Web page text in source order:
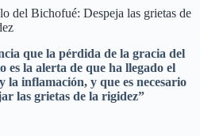
del Bichofué: Despeja las grietas de
que la pérdida de la gracia del
es la alerta de que ha llegado el
la inflamación, y que es necesario
las grietas de la rigidez”